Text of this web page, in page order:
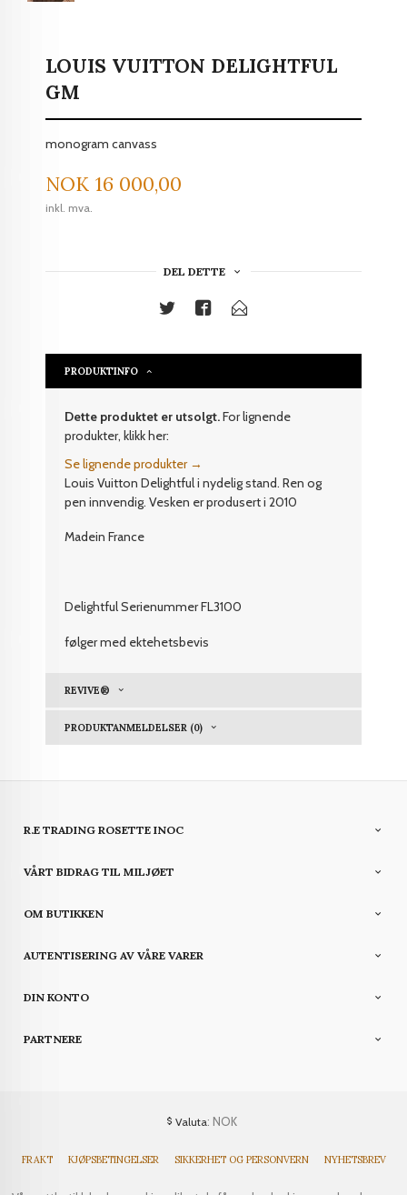
LOUIS VUITTON DELIGHTFUL
GM
monogram canvass
Pris
NOK 16 000,00
inkl. mva.
DEL DETTE
PRODUKTINFO
Dette produktet er utsolgt.For lignende
produkter, klikk her:
Se lignende produkter →
Louis VuittonDelightful i nydelig stand. Ren og
pen innvendig. Vesken er produsert i 2010
Madein France
Delightful Serienummer FL3100
følger med ektehetsbevis
REVIVE®
PRODUKTANMELDELSER (0)
R.E TRADING ROSETTE INOC
VÅRT BIDRAG TIL MILJØET
OM BUTIKKEN
AUTENTISERING AV VÅRE VARER
DIN KONTO
PARTNERE
Valuta: NOK
FRAKT KJØPSBETINGELSER SIKKERHET OG PERSONVERN NYHETSBREV